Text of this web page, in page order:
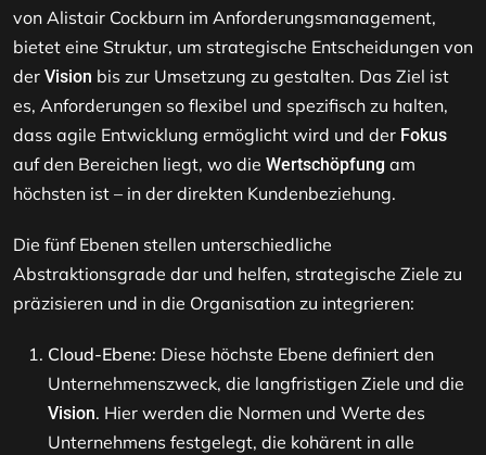
von Alistair Cockburn im Anforderungsmanagement,
bietet eine Struktur, um strategische Entscheidungen von
der Vision bis zur Umsetzung zu gestalten. Das Ziel ist
es, Anforderungen so flexibel und spezifisch zu halten,
dass agile Entwicklung ermöglicht wird und der Fokus
auf den Bereichen liegt, wo die Wertschöpfung am
höchsten ist – in der direkten Kundenbeziehung.
Die fünf Ebenen stellen unterschiedliche
Abstraktionsgrade dar und helfen, strategische Ziele zu
präzisieren und in die Organisation zu integrieren:
Cloud-Ebene: Diese höchste Ebene definiert den
Unternehmenszweck, die langfristigen Ziele und die
Vision. Hier werden die Normen und Werte des
Unternehmens festgelegt, die kohärent in alle